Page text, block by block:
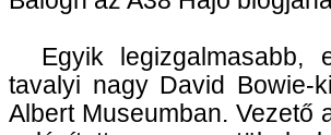
Egyik legizgalmasabb,
tavalyi nagy David Bowie-
Albert Museumban. Vezető